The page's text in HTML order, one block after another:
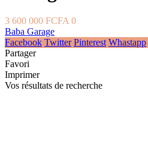
3 600 000 FCFA 0
Baba Garage
Facebook Twitter Pinterest Whastapp
Partager
Favori
Imprimer
Vos résultats de recherche